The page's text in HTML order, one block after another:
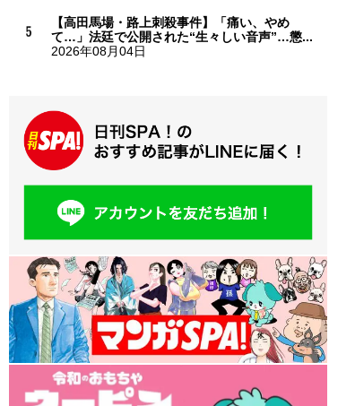
【高田馬場・路上刺殺事件】「痛い、やめ
て…」法廷で公開された“生々しい音声”…懲...
2026年08月04日